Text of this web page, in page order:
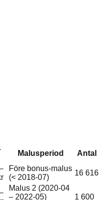
Malusperiod Antal
Före bonus-malus
(< 2018-07)
16 616
Malus 2 (2020-04
– 2022-05)
1 600